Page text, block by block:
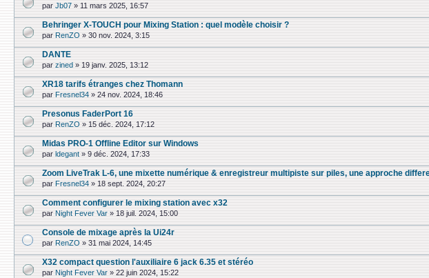
par Jb07 » 11 mars 2025, 16:57
Behringer X-TOUCH pour Mixing Station : quel modèle choisir ?
par RenZO » 30 nov. 2024, 3:15
DANTE
par zined » 19 janv. 2025, 13:12
XR18 tarifs étranges chez Thomann
par Fresnel34 » 24 nov. 2024, 18:46
Presonus FaderPort 16
par RenZO » 15 déc. 2024, 17:12
Midas PRO-1 Offline Editor sur Windows
par ldegant » 9 déc. 2024, 17:33
Zoom LiveTrak L-6, une mixette numérique & enre­gis­treur multi­piste sur piles, une approche
par Fresnel34 » 18 sept. 2024, 20:27
Comment configurer le mixing station avec x32
par Night Fever Var » 18 juil. 2024, 15:00
Console de mixage après la Ui24r
par RenZO » 31 mai 2024, 14:45
X32 compact question l'auxiliaire 6 jack 6.35 et stéréo
par Night Fever Var » 22 juin 2024, 15:22